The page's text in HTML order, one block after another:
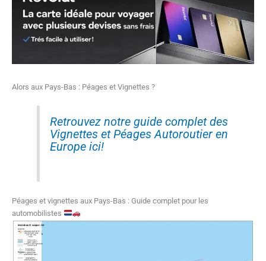
Alors aux Pays-Bas : Péages et Vignettes ?
Retrouvez notre guide complet des
Vignettes et Péages Autoroutier en
Europe ici!
Péages et vignettes aux Pays-Bas : Guide complet pour les
automobilistes